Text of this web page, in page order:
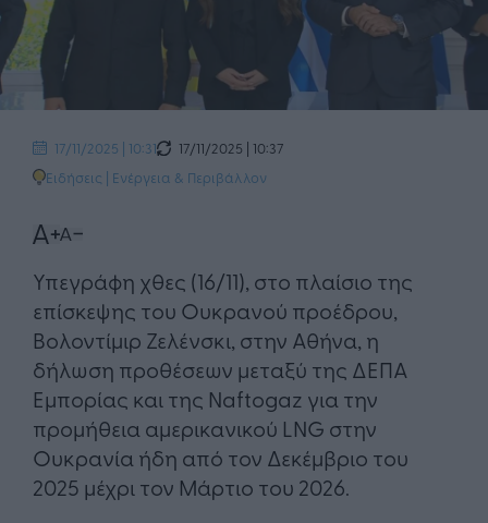
17/11/2025 | 10:31
17/11/2025 | 10:37
Ειδήσεις | Ενέργεια & Περιβάλλον
Υπεγράφη χθες (16/11), στο πλαίσιο της
επίσκεψης του Ουκρανού προέδρου,
Βολοντίμιρ Ζελένσκι, στην Αθήνα, η
δήλωση προθέσεων μεταξύ της ΔΕΠΑ
Εμπορίας και της Naftogaz για την
προμήθεια αμερικανικού LNG στην
Ουκρανία ήδη από τον Δεκέμβριο του
2025 μέχρι τον Μάρτιο του 2026.